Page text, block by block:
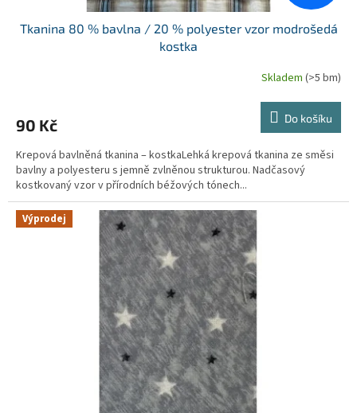
Tkanina 80 % bavlna / 20 % polyester vzor modrošedá
kostka
Skladem (>5 bm)
90 Kč Do košíku
Krepová bavlněná tkanina – kostkaLehká krepová tkanina ze směsi
bavlny a polyesteru s jemně zvlněnou strukturou. Nadčasový
kostkovaný vzor v přírodních béžových tónech...
Výprodej